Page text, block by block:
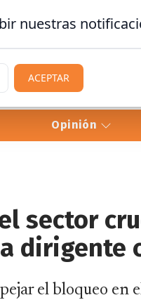
Opinión
sector
dirigente
el bloqueo en
nuestras
ACEPTAR